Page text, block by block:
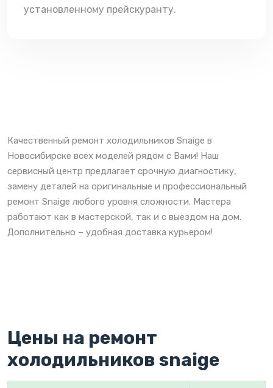
установленному прейскуранту.
Качественный ремонт холодильников Snaige в
Новосибирске всех моделей рядом с Вами! Наш
сервисный центр предлагает срочную диагностику,
замену деталей на оригинальные и профессиональный
ремонт Snaige любого уровня сложности. Мастера
работают как в мастерской, так и с выездом на дом.
Дополнительно – удобная доставка курьером!
Цены на ремонт
холодильников snaige